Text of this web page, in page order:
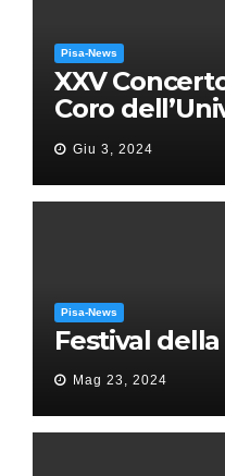
Pisa-News
XXV
Coro
“Messa in
Puccini
Giu 3, 2024
Pisa-News
Festival
Mag 23, 2024